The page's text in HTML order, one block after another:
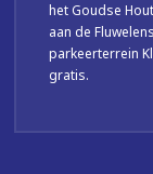
het Goudse
aan de
parkeerterrein
gratis.